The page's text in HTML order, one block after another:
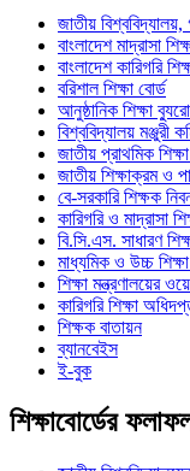
জাতীয় বিশ্ববিদ্যালয়,
বাংলাদেশ মাদ্রাসা
বাংলাদেশ কারিগরি
বরিশাল শিক্ষা বোর্ড
আনুষ্ঠানিক শিক্ষা ব্যুরো
বিশ্ববিদ্যালয় মঞ্জুরী
জাতীয় প্রাথমিক
জাতীয় শিক্ষাক্রম ও
বে-সরকারি শিক্ষক
কারিগরি ও মাদ্রাসা
বি.সি.এস. সাধারণ
মাধ্যমিক ও উচ্চ
শিক্ষা মন্ত্রণালয়ের
কারিগরি শিক্ষা
শিক্ষক বাতায়ন
ব্যানবেইস
ই-বুক
শিক্ষাবোর্ডের